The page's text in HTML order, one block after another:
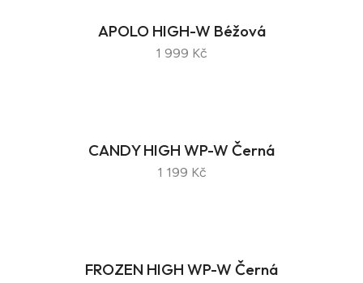
APOLO HIGH-W Béžová
1 999 Kč
CANDY HIGH WP-W Černá
1 199 Kč
FROZEN HIGH WP-W Černá